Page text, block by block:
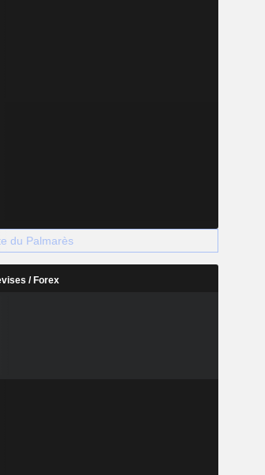
du Palmarès
/ Forex